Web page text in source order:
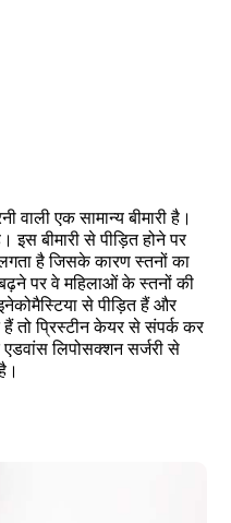
वाली एक सामान्य बीमारी है।
इस बीमारी से पीड़ित होने पर
है जिसके कारण स्तनों का
पर वे महिलाओं के स्तनों की
से पीड़ित हैं और
हैं तो प्रिस्टीन केयर से संपर्क कर
लिपोसक्शन सर्जरी से